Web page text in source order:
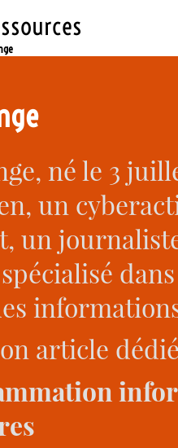
né le 3
un
un
article